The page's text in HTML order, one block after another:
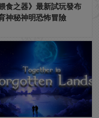
餵食之器》最新試玩發布
神秘神明恐怖冒險